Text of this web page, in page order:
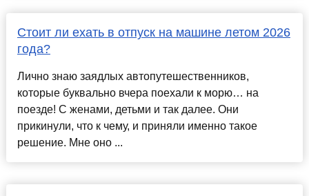
Стоит ли ехать в отпуск на машине летом 2026
года?
Лично знаю заядлых автопутешественников,
которые буквально вчера поехали к морю… на
поезде! С женами, детьми и так далее. Они
прикинули, что к чему, и приняли именно такое
решение. Мне оно ...